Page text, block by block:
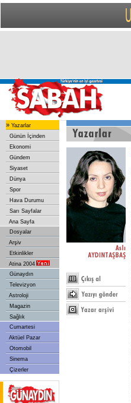
» Yazarlar
Günün İçinden
Ekonomi
Gündem
Siyaset
Dünya
Spor
Hava Durumu
Sarı Sayfalar
Ana Sayfa
Dosyalar
Arşiv
Etkinlikler
Atina 2004
Günaydın
Televizyon
Astroloji
Magazin
Sağlık
Cumartesi
Aktüel Pazar
Otomobil
Sinema
Çizerler